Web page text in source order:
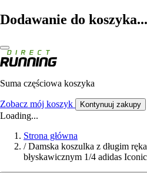
Dodawanie do koszyka...
Suma częściowa koszyka
Zobacz mój koszyk Kontynuuj zakupy
Loading...
Strona główna
/ Damska koszulka z długim
błyskawicznym 1/4 adidas